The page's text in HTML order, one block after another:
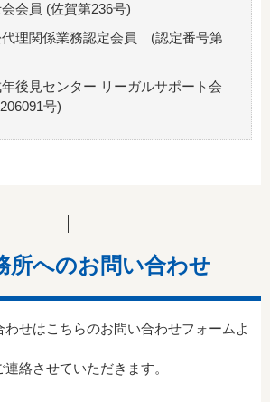
会員 (佐賀第236号)
代理関係業務認定会員 (認定番号第
後見センター リーガルサポート会
号)
所へのお問い合わせ
わせはこちらのお問い合わせフォームよ
絡させていただきます。